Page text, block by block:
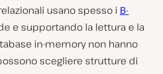
usano spesso i B-
e supportando la lettura e la
in-memory non hanno
scegliere strutture di